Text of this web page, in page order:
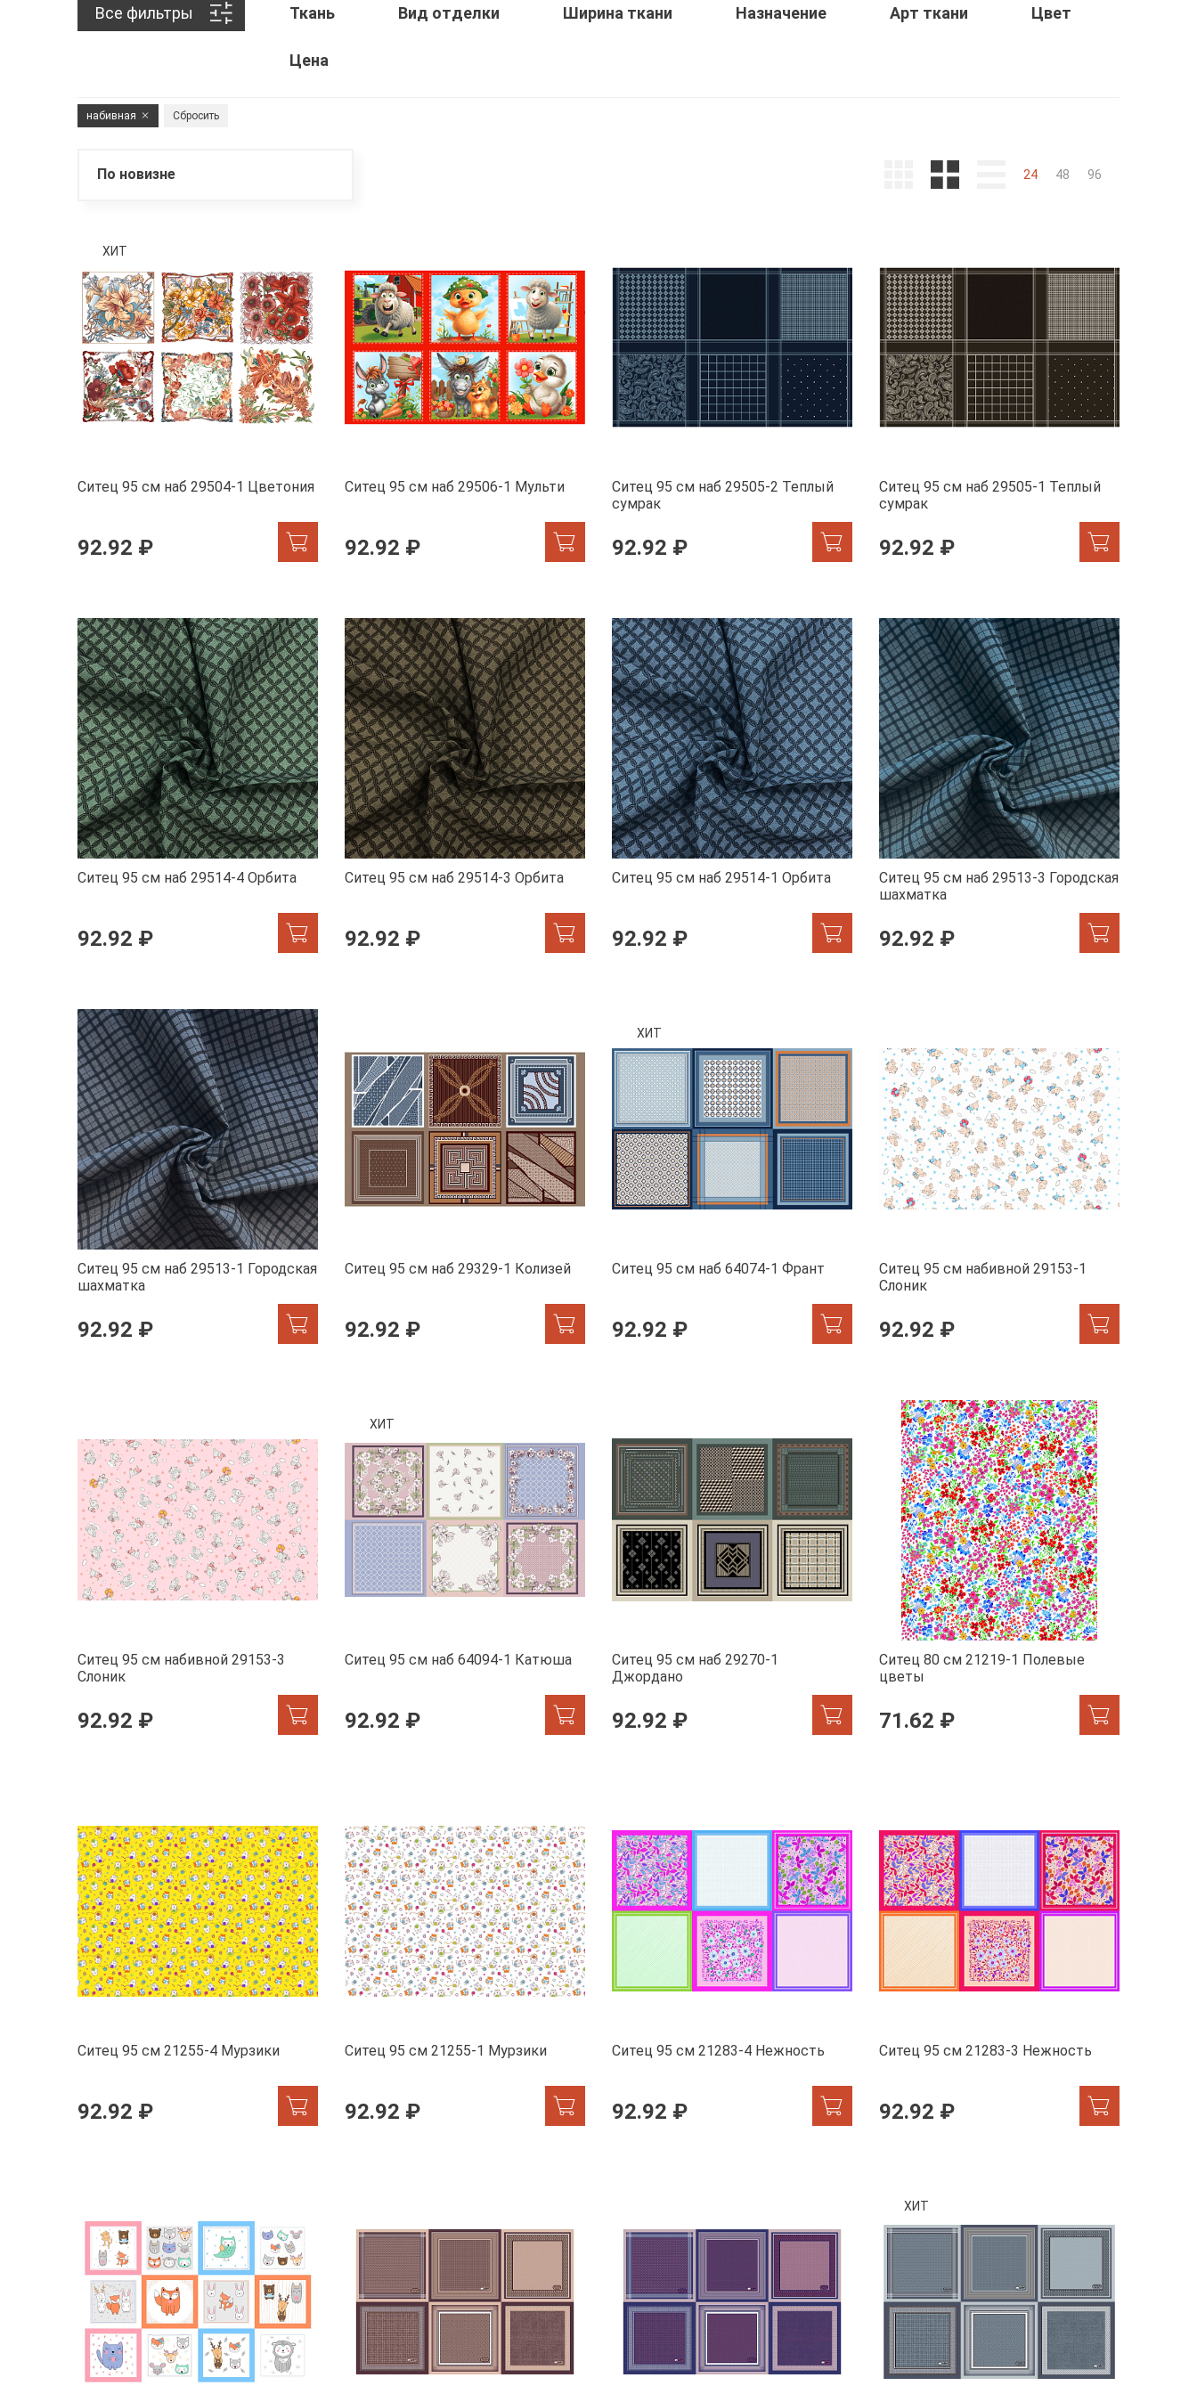
Все фильтры Ткань Вид отделки Ширина ткани Назначение Арт ткани Цвет
Цена
набивная Сбросить
24 48 96
По новизне
ХИТ
Ситец 95 см наб 29504-1 Цветония
92.92 ₽
Ситец 95 см наб 29506-1 Мульти
92.92 ₽
Ситец 95 см наб 29505-2 Теплый
сумрак
92.92 ₽
Ситец 95 см наб 29505-1 Теплый
сумрак
92.92 ₽
Ситец 95 см наб 29514-4 Орбита
92.92 ₽
Ситец 95 см наб 29514-3 Орбита
92.92 ₽
Ситец 95 см наб 29514-1 Орбита
92.92 ₽
Ситец 95 см наб 29513-3 Городская
шахматка
92.92 ₽
Ситец 95 см наб 29513-1 Городская
шахматка
92.92 ₽
Ситец 95 см наб 29329-1 Колизей
92.92 ₽
ХИТ
Ситец 95 см наб 64074-1 Франт
92.92 ₽
Ситец 95 см набивной 29153-1
Слоник
92.92 ₽
Ситец 95 см набивной 29153-3
Слоник
92.92 ₽
ХИТ
Ситец 95 см наб 64094-1 Катюша
92.92 ₽
Ситец 95 см наб 29270-1
Джордано
92.92 ₽
Ситец 80 см 21219-1 Полевые
цветы
71.62 ₽
Ситец 95 см 21255-4 Мурзики
92.92 ₽
Ситец 95 см 21255-1 Мурзики
92.92 ₽
Ситец 95 см 21283-4 Нежность
92.92 ₽
Ситец 95 см 21283-3 Нежность
92.92 ₽
ХИТ